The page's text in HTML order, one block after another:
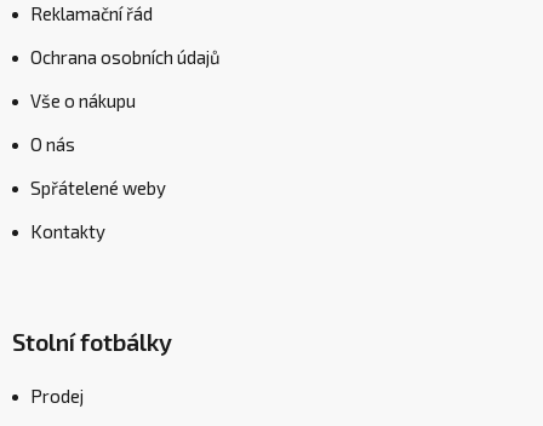
Reklamační řád
Ochrana osobních údajů
Vše o nákupu
O nás
Spřátelené weby
Kontakty
Stolní fotbálky
Prodej